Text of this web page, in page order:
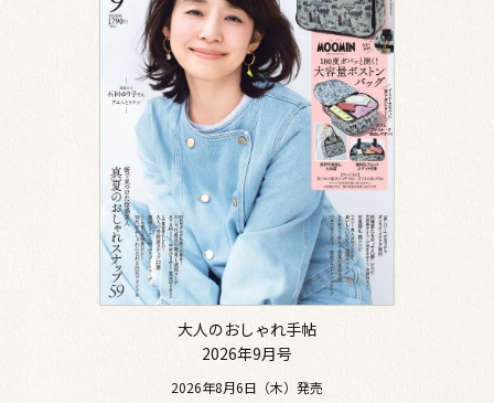
大人のおしゃれ手帖
2026年9月号
2026年8月6日（木）発売